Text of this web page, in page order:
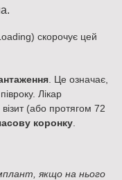
скорочує цей
. Це означає,
Лікар
(або протягом 72
коронку
якщо на нього